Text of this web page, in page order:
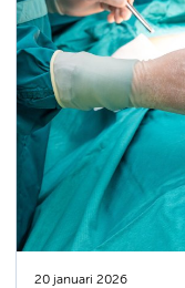
20 januari 2026